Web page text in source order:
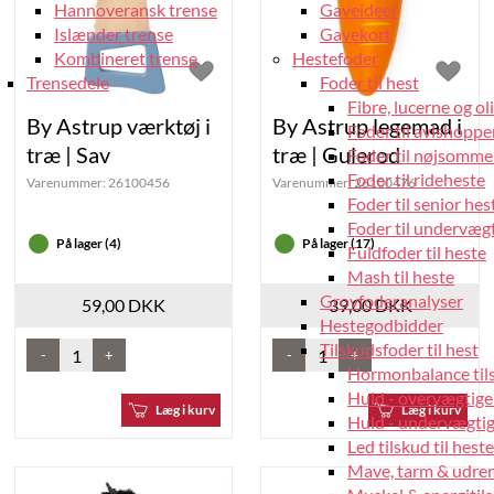
Hannoveransk trense
Islænder trense
Kombineret trense
Trensedele
Gaveideer
Gavekort
Hestefoder
Foder til hest
Fibre, lucerne og
Foder til
Foder til
Foder til rideheste
Foder til senior
Foder til
Fuldfoder til heste
Mash til heste
Grovfoderanalyser
Hestegodbidder
Tilskudsfoder til hest
Hormonbalance
Huld -
Huld -
Led tilskud til heste
Mave, tarm &
By Astrup værktøj i
træ | Sav
Varenummer:26100456
På lager (4)
59,00 DKK
- +
Læg i kurv
By Astrup legemad i
træ | Gulerod
Varenummer:26100476
På lager (17)
39,00 DKK
- +
Læg i kurv